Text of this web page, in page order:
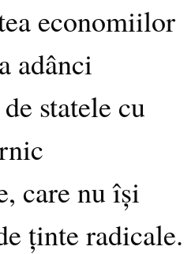
economiilor
adânci
statele cu
care nu își
ținte radicale.